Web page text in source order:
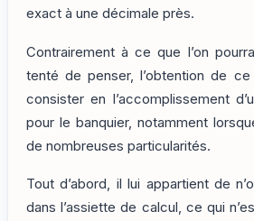
exact à une décimale près.
Contrairement à ce que l’on
tenté de penser, l’obtention de
consister en l’accomplissement
pour le banquier, notamment
de nombreuses particularités.
Tout d’abord, il lui appartient de
dans l’assiette de calcul, ce qui